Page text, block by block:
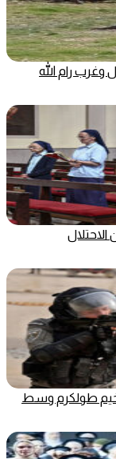
رام الله
طولكرم وسط